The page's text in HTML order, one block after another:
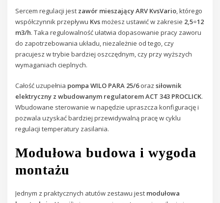
Sercem regulacji jest zawór mieszający ARV KvsVario, którego
współczynnik przepływu Kvsmożesz ustawić w zakresie 2,5÷12
m3/h. Taka regulowalność ułatwia dopasowanie pracy zaworu
do zapotrzebowania układu, niezależnie od tego, czy
pracujesz w trybie bardziej oszczędnym, czy przy wyższych
wymaganiach cieplnych.
Całość uzupełnia pompa WILO PARA 25/6orazsiłownik
elektryczny z wbudowanym regulatorem ACT 343 PROCLICK.
Wbudowane sterowanie w napędzie upraszcza konfigurację i
pozwala uzyskać bardziej przewidywalną pracę w cyklu
regulacji temperatury zasilania.
Modułowa budowa i wygoda
montażu
Jednym z praktycznych atutów zestawu jest modułowa